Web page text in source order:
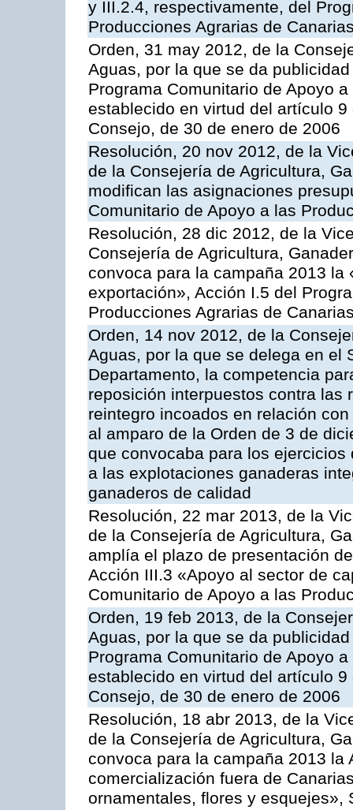
y III.2.4, respectivamente, del
Producciones Agrarias de
Orden, 31 may 2012, de la
Aguas, por la que se da
Programa Comunitario de Apoyo
establecido en virtud del artículo
Consejo, de 30 de enero de 2006
Resolución, 20 nov 2012, de la
de la Consejería de Agricultura,
modifican las asignaciones
Comunitario de Apoyo a las
Resolución, 28 dic 2012, de la
Consejería de Agricultura,
convoca para la campaña 2013
exportación», Acción I.5 del
Producciones Agrarias de
Orden, 14 nov 2012, de la
Aguas, por la que se delega en el
Departamento, la competencia
reposición interpuestos contra las
reintegro incoados en relación
al amparo de la Orden de 3 de
que convocaba para los
a las explotaciones ganaderas
ganaderos de calidad
Resolución, 22 mar 2013, de la
de la Consejería de Agricultura,
amplía el plazo de presentación
Acción III.3 «Apoyo al sector de
Comunitario de Apoyo a las
Orden, 19 feb 2013, de la
Aguas, por la que se da
Programa Comunitario de Apoyo
establecido en virtud del artículo
Consejo, de 30 de enero de 2006
Resolución, 18 abr 2013, de la
de la Consejería de Agricultura,
convoca para la campaña 2013 la
comercialización fuera de
ornamentales, flores y esquejes»,